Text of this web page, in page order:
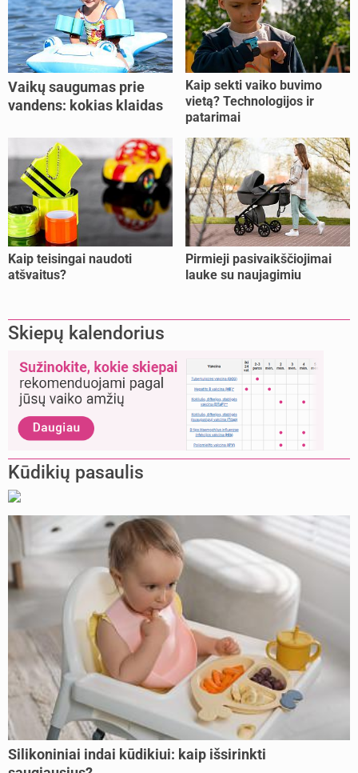
Vaikų saugumas prie
vandens: kokias klaidas
Kaip sekti vaiko buvimo
vietą? Technologijos ir
patarimai
Kaip teisingai naudoti
atšvaitus?
Pirmieji pasivaikščiojimai
lauke su naujagimiu
Skiepų kalendorius
Kūdikių pasaulis
Silikoniniai indai kūdikiui: kaip išsirinkti